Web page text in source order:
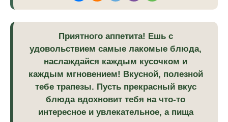
Приятного аппетита! Ешь с
удовольствием самые лакомые блюда,
наслаждайся каждым кусочком и
каждым мгновением! Вкусной, полезной
тебе трапезы. Пусть прекрасный вкус
блюда вдохновит тебя на что-то
интересное и увлекательное, а пища